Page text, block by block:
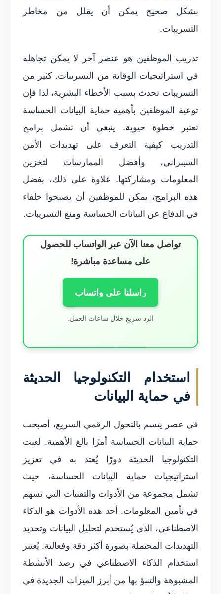
بشكل صحيح يمكن أن يقلل من مخاطر
التسريبات.
تدريب الموظفين هو عنصر آخر لا يمكن تجاهله
في استراتيجيات الوقاية من التسريبات. كثير من
التسريبات تحدث بسبب الأخطاء البشرية، لذا فإن
توعية الموظفين بأهمية حماية البيانات الحساسة
تعتبر خطوة حيوية. ينبغي أن تشمل برامج
التدريب كيفية التعرف على تهديدات الأمن
السيبراني، وأفضل الممارسات لتخزين
المعلومات ومشاركتها. علاوة على ذلك، بفضل
هذه البرامج، يمكن للموظفين أن يصبحوا حلفاء
في الدفاع عن البيانات الحساسة ومنع التسريبات.
تواصل معنا الآن عبر الواتساب للحصول
على مساعدة مباشرة!
راسلنا على واتساب
الرد سريع خلال ساعات العمل.
استخدام التكنولوجيا الحديثة
في حماية البيانات
في عصر يتسم بالتحول الرقمي السريع، أصبحت
حماية البيانات الحساسة أمرًا بالغ الأهمية. لعبت
التكنولوجيا الحديثة دورًا يُعتد به في تعزيز
استراتيجيات حماية البيانات الحساسة، حيث
تشمل مجموعة من الأدوات والتقنيات التي تسهم
في تأمين المعلومات. أحد هذه الأدوات هو الذكاء
الاصطناعي، الذي يُستخدم لتحليل البيانات وتحديد
التهديدات المحتملة بصورة أكثر دقة وفعالية. يُعتبر
استخدام الذكاء الاصطناعي في رصد الأنشطة
المشبوهة والتنبؤ بها من أبرز الميزات الجديدة في